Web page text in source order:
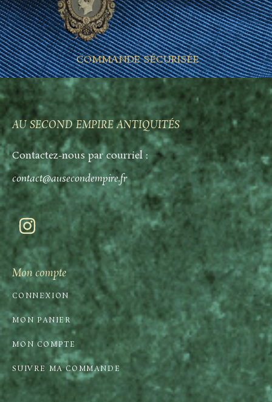
COMMANDE SÉCURISÉE
AU SECOND EMPIRE ANTIQUITÉS
Contactez-nous par courriel :
contact@ausecondempire.fr
Mon compte
CONNEXION
MON PANIER
MON COMPTE
SUIVRE MA COMMANDE